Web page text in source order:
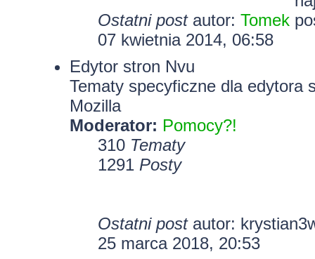
Ostatni postautor: Tomek
07 kwietnia 2014, 06:58
Edytor stron Nvu
Tematy specyficzne dla edytora
Mozilla
Moderator: Pomocy?!
310 Tematy
1291 Posty
Ostatni postautor:
25 marca 2018, 20:53